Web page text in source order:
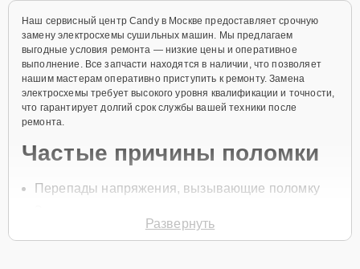
Наш сервисный центр Candy в Москве предоставляет срочную
замену электросхемы сушильных машин. Мы предлагаем
выгодные условия ремонта — низкие цены и оперативное
выполнение. Все запчасти находятся в наличии, что позволяет
нашим мастерам оперативно приступить к ремонту. Замена
электросхемы требует высокого уровня квалификации и точности,
что гарантирует долгий срок службы вашей техники после
ремонта.
Частые причины поломки
Перепады напряжения, вызывающие поломку
Повреждение компонентов
Развернуть